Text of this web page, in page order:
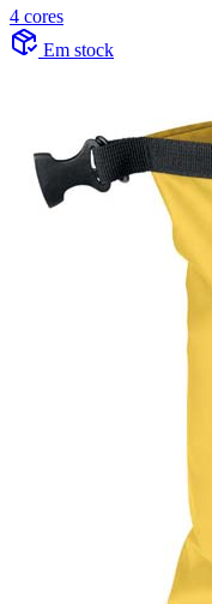
4 cores
Em stock